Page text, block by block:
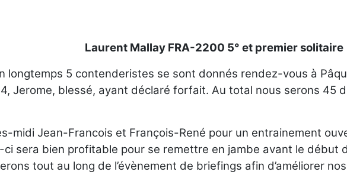
Laurent Mallay FRA-2200 5° et premier solitaire
longtemps 5 contenderistes se sont donnés rendez-vous à
Jerome, blessé, ayant déclaré forfait. Au total nous serons 45
midi Jean-Francois et François-René pour un entrainement
sera bien profitable pour se remettre en jambe avant le début
tout au long de l’évènement de briefings afin d’améliorer